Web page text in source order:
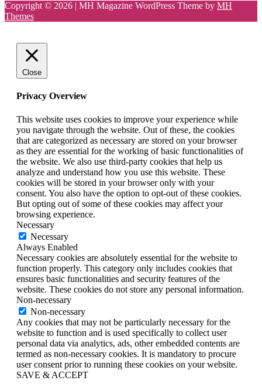
Copyright © 2026 | MH Magazine WordPress Theme by MH
Themes
Close
Privacy Overview
This website uses cookies to improve your experience while
you navigate through the website. Out of these, the cookies
that are categorized as necessary are stored on your browser
as they are essential for the working of basic functionalities of
the website. We also use third-party cookies that help us
analyze and understand how you use this website. These
cookies will be stored in your browser only with your
consent. You also have the option to opt-out of these cookies.
But opting out of some of these cookies may affect your
browsing experience.
Necessary
Necessary
Always Enabled
Necessary cookies are absolutely essential for the website to
function properly. This category only includes cookies that
ensures basic functionalities and security features of the
website. These cookies do not store any personal information.
Non-necessary
Non-necessary
Any cookies that may not be particularly necessary for the
website to function and is used specifically to collect user
personal data via analytics, ads, other embedded contents are
termed as non-necessary cookies. It is mandatory to procure
user consent prior to running these cookies on your website.
SAVE & ACCEPT